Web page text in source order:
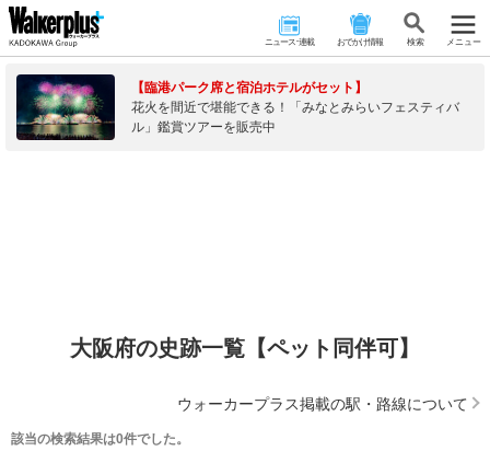
ニュース･連載 おでかけ情報 検 索 メニュー
【臨港パーク席と宿泊ホテルがセット】
花火を間近で堪能できる！「みなとみらいフェスティバ
ル」鑑賞ツアーを販売中
大阪府の史跡一覧【ペット同伴可】
ウォーカープラス掲載の駅・路線について
該当の検索結果は0件でした。